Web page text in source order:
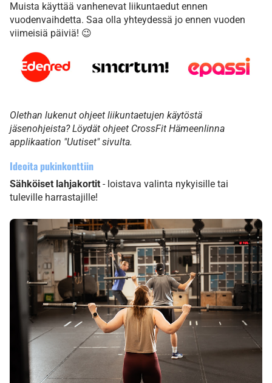
Muista käyttää vanhenevat liikuntaedut ennen
vuodenvaihdetta. Saa olla yhteydessä jo ennen vuoden
viimeisiä päiviä! 😉
Olethan lukenut ohjeet liikuntaetujen käytöstä
jäsenohjeista? Löydät ohjeet CrossFit Hämeenlinna
applikaation "Uutiset" sivulta.
Ideoita pukinkonttiin
Sähköiset lahjakortit - loistava valinta nykyisille tai
tuleville harrastajille!